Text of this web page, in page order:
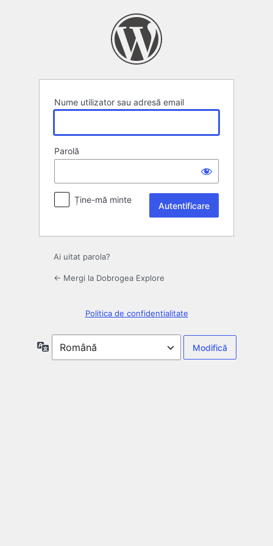
Nume utilizator sau adresă email
Parolă
Ține-mă minte
Ai uitat parola?
← Mergi la Dobrogea Explore
Politica de confidentialitate
Limbă